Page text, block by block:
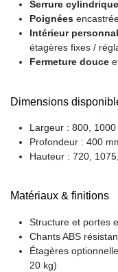
Serrure cylindrique
Poignées
Intérieur
étagères fixes /
Fermeture douce
Dimensions
Largeur : 800, 1000
Profondeur : 400
Hauteur : 720,
Matériaux & finitions
Structure et portes
Chants ABS
Étagères
20 kg)